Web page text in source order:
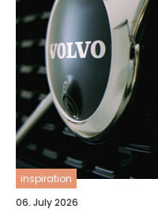
inspiration
06. July 2026